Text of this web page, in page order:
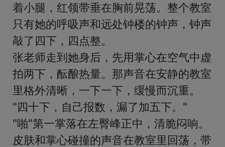
着小腿，红领带垂在胸前晃荡。整个教室
只有她的呼吸声和远处钟楼的钟声，钟声
敲了四下，四点整。
张老师走到她身后，先用掌心在空气中虚
拍两下，酝酿热量。那声音在安静的教室
里格外清晰，一下一下，缓慢而沉重。
"四十下，自己报数，漏了加五下。"
"啪"第一掌落在左臀峰正中，清脆闷响。
皮肤和掌心碰撞的声音在教室里回荡，带